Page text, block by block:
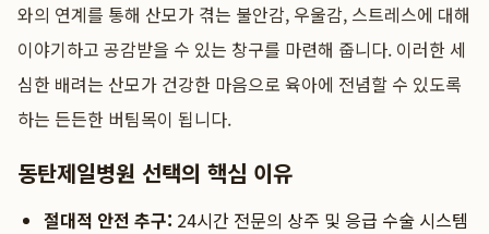
와의 연계를 통해 산모가 겪는 불안감, 우울감, 스트레스에 대해
이야기하고 공감받을 수 있는 창구를 마련해 줍니다. 이러한 세
심한 배려는 산모가 건강한 마음으로 육아에 전념할 수 있도록
하는 든든한 버팀목이 됩니다.
동탄제일병원 선택의 핵심 이유
절대적 안전 추구: 24시간 전문의 상주 및 응급 수술 시스템